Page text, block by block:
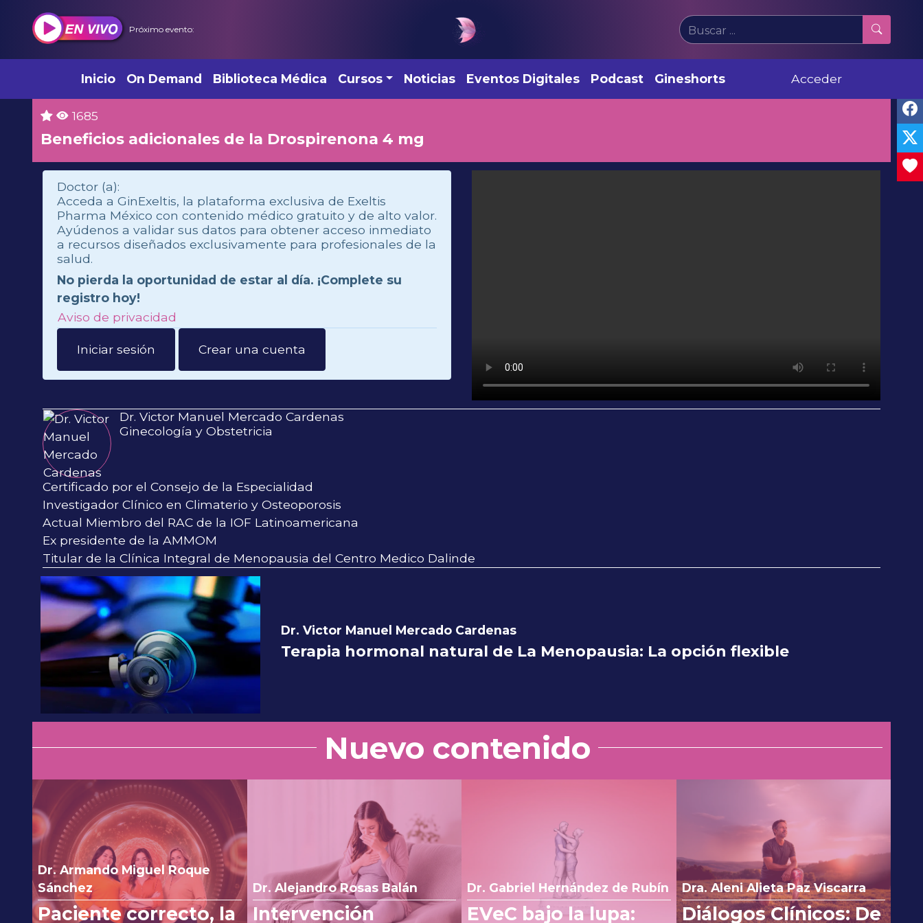
Próximo evento:
Inicio On Demand Biblioteca Médica Cursos Noticias Eventos Digitales Podcast Gineshorts Acceder
1685
Beneficios adicionales de la Drospirenona 4 mg
Doctor (a):
Acceda a GinExeltis, la plataforma exclusiva de Exeltis
Pharma México con contenido médico gratuito y de alto valor.
Ayúdenos a validar sus datos para obtener acceso inmediato
a recursos diseñados exclusivamente para profesionales de la
salud.
No pierda la oportunidad de estar al día. ¡Complete su
registro hoy!
Aviso de privacidad
Iniciar sesión Crear una cuenta
Dr. Victor Manuel Mercado Cardenas
Ginecología y Obstetricia
Certificado por el Consejo de la Especialidad
Investigador Clínico en Climaterio y Osteoporosis
Actual Miembro del RAC de la IOF Latinoamericana
Ex presidente de la AMMOM
Titular de la Clínica Integral de Menopausia del Centro Medico Dalinde
Dr. Victor Manuel Mercado Cardenas
Terapia hormonal natural de La Menopausia: La opción flexible
Nuevo contenido
Dr. Armando Miguel Roque
Sánchez
Paciente correcto, la
Dr. Alejandro Rosas Balán
Intervención
Dr. Gabriel Hernández de Rubín
EVeC bajo la lupa:
Dra. Aleni Alieta Paz Viscarra
Diálogos Clínicos: De